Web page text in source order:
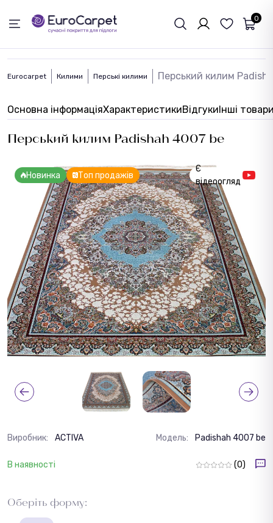
0
Eurocarpet Килими Перські килими Перський килим
Основна інформаціяХарактеристикиВідгукиІнші
Перський килим Padishah 4007 be
Новинка Топ продажів
Є
відеоогляд
Виробник: ACTIVA Модель: Padishah 4007 be
В наявності (0)
Оберіть форму:
ЗВОРОТНІЙ ЗВЯЗОК